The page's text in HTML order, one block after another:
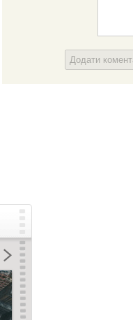
Додати